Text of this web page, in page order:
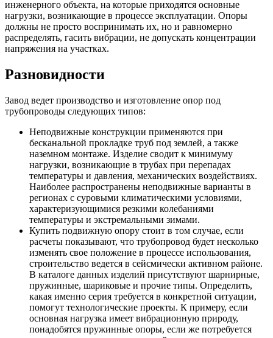
инженерного объекта, на которые приходятся основные
нагрузки, возникающие в процессе эксплуатации. Опоры
должны не просто воспринимать их, но и равномерно
распределять, гасить вибрации, не допускать концентрации
напряжения на участках.
Разновидности
Завод ведет производство и изготовление опор под
трубопроводы следующих типов:
Неподвижные конструкции применяются при
бесканальной прокладке труб под землей, а также
наземном монтаже. Изделие сводит к минимуму
нагрузки, возникающие в трубах при перепадах
температуры и давления, механических воздействиях.
Наиболее распространены неподвижные варианты в
регионах с суровыми климатическими условиями,
характеризующимися резкими колебаниями
температуры и экстремальными зимами.
Купить подвижную опору стоит в том случае, если
расчеты показывают, что трубопровод будет несколько
изменять свое положение в процессе использования,
строительство ведется в сейсмически активном районе.
В каталоге данных изделий присутствуют шарнирные,
пружинные, шариковые и прочие типы. Определить,
какая именно серия требуется в конкретной ситуации,
помогут технологические проекты. К примеру, если
основная нагрузка имеет вибрационную природу,
понадобятся пружинные опоры, если же потребуется